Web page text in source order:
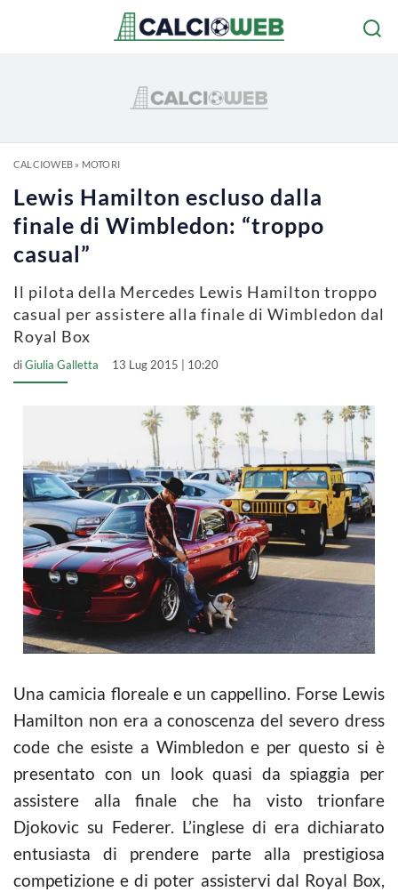
CALCIOWEB» MOTORI
Lewis Hamilton escluso dalla
finale di Wimbledon: “troppo
casual”
Il pilota della Mercedes Lewis Hamilton troppo
casual per assistere alla finale di Wimbledon dal
Royal Box
diGiulia Galletta 13 Lug 2015 | 10:20
Una camicia floreale e un cappellino. Forse Lewis
Hamilton non era a conoscenza del severo dress
code che esiste a Wimbledon e per questo si è
presentato con un look quasi da spiaggia per
assistere alla finale che ha visto trionfare
Djokovic su Federer. L’inglese di era dichiarato
entusiasta di prendere parte alla prestigiosa
competizione e di poter assistervi dal Royal Box,